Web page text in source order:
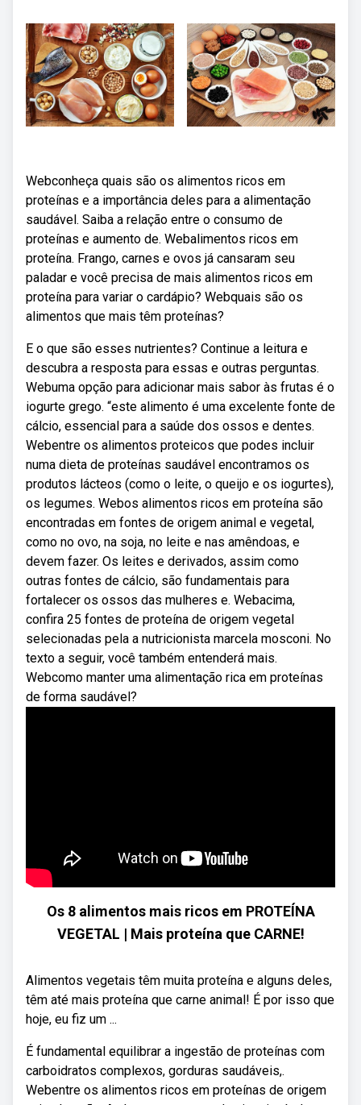
Webconheça quais são os alimentos ricos em
proteínas e a importância deles para a alimentação
saudável. Saiba a relação entre o consumo de
proteínas e aumento de. Webalimentos ricos em
proteína. Frango, carnes e ovos já cansaram seu
paladar e você precisa de mais alimentos ricos em
proteína para variar o cardápio? Webquais são os
alimentos que mais têm proteínas?
E o que são esses nutrientes? Continue a leitura e
descubra a resposta para essas e outras perguntas.
Webuma opção para adicionar mais sabor às frutas é o
iogurte grego. “este alimento é uma excelente fonte de
cálcio, essencial para a saúde dos ossos e dentes.
Webentre os alimentos proteicos que podes incluir
numa dieta de proteínas saudável encontramos os
produtos lácteos (como o leite, o queijo e os iogurtes),
os legumes. Webos alimentos ricos em proteína são
encontradas em fontes de origem animal e vegetal,
como no ovo, na soja, no leite e nas amêndoas, e
devem fazer. Os leites e derivados, assim como
outras fontes de cálcio, são fundamentais para
fortalecer os ossos das mulheres e. Webacima,
confira 25 fontes de proteína de origem vegetal
selecionadas pela a nutricionista marcela mosconi. No
texto a seguir, você também entenderá mais.
Webcomo manter uma alimentação rica em proteínas
de forma saudável?
Os 8 alimentos mais ricos em PROTEÍNA
VEGETAL | Mais proteína que CARNE!
Alimentos vegetais têm muita proteína e alguns deles,
têm até mais proteína que carne animal! É por isso que
hoje, eu fiz um ...
É fundamental equilibrar a ingestão de proteínas com
carboidratos complexos, gorduras saudáveis,.
Webentre os alimentos ricos em proteínas de origem